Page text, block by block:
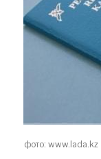
фото: www.lada.kz